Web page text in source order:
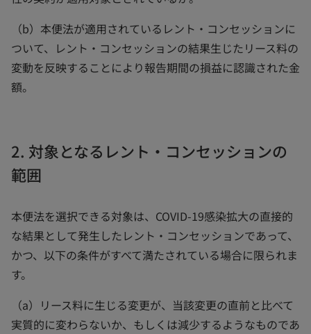
（b）本便法が適用されているレント・コンセッションに
ついて、レント・コンセッションの結果生じたリース料の
変動を反映することにより報告期間の損益に認識された金
額。
2. 対象となるレント・コンセッションの
範囲
本便法を選択できる対象は、COVID-19感染拡大の直接的
な結果として発生したレント・コンセッションであって、
かつ、以下の条件がすべて満たされている場合に限られま
す。
（a）リース料に生じる変更が、当該変更の直前と比べて
実質的に変わらないか、もしくは減少するようなものであ